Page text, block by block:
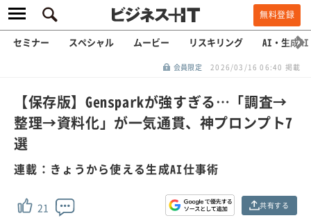
無料登録
セミナー スペシャル ムービー リスキリング AI・生成AI
会員限定 2026/03/16 06:40 掲載
【保存版】Gensparkが強すぎる…「調査→
整理→資料化」が一気通貫、神プロンプト7
選
連載：きょうから使える生成AI仕事術
21 共有する